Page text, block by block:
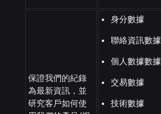
保證我們的紀錄
為最新資訊，並
研究客戶如何使
身分數據
聯絡資訊數據
個人數據數據
交易數據
技術數據